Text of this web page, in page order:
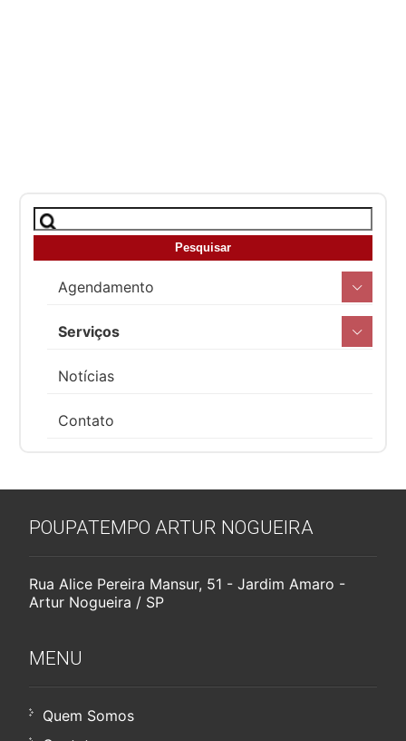
Agendamento
Serviços
Notícias
Contato
POUPATEMPO ARTUR NOGUEIRA
Rua Alice Pereira Mansur, 51 - Jardim Amaro -
Artur Nogueira / SP
MENU
Quem Somos